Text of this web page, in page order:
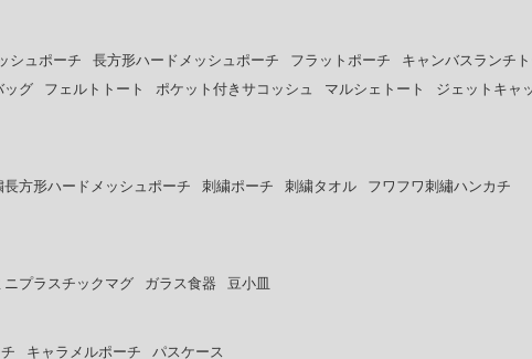
シュポーチ 長方形ハードメッシュポーチ フラットポーチ
キャンバスランチト
ッグ フェルトトート ポケット付きサコッシュ マルシェトート
ジェットキャ
長方形ハードメッシュポーチ 刺繍ポーチ 刺繍タオル
フワフワ刺繡ハンカチ
ニプラスチックマグ ガラス食器 豆小皿
キャラメルポーチ パスケース